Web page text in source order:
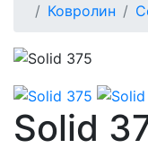
Ковролин
Solid